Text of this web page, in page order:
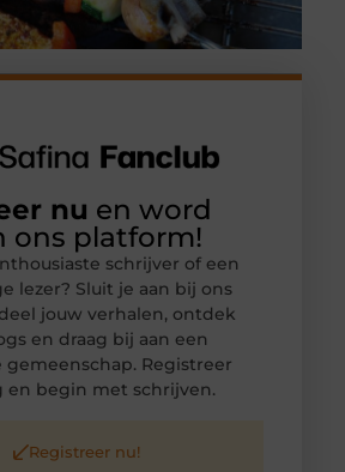
nu en word
ons platform!
schrijver of een
lezer? Sluit je aan bij ons
jouw verhalen, ontdek
en draag bij aan een
Registreer
en begin met schrijven.
Registreer nu!